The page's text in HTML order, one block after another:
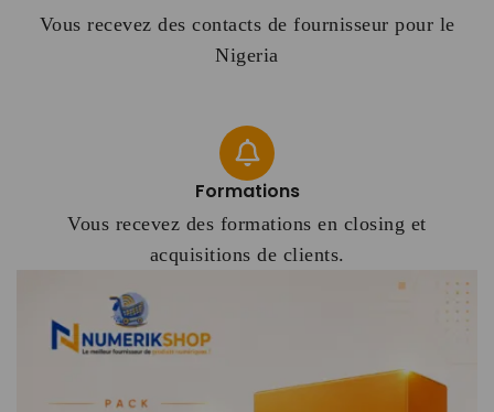
Vous recevez des contacts de fournisseur pour le
Nigeria
Formations
Vous recevez des formations en closing et
acquisitions de clients.